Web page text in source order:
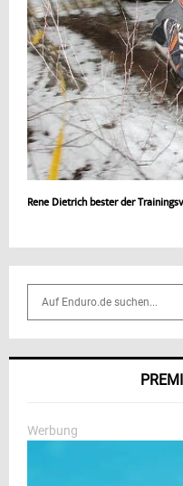
Rene Dietrich bester der
o
r
Werbung